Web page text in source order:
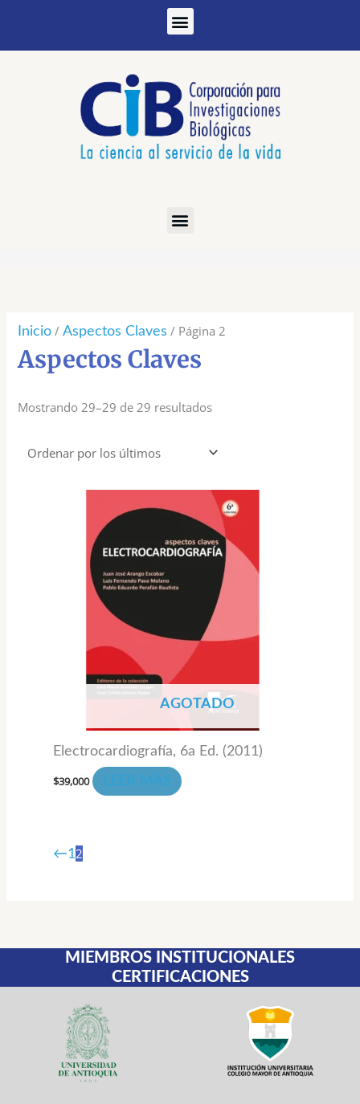
Inicio /Aspectos Claves / Página 2
Aspectos Claves
Mostrando 29–29 de 29 resultados
últimos
AGOTADO
Electrocardiografía, 6a Ed. (2011)
$39,000 LEER MÁS
←12
MIEMBROS INSTITUCIONALES
CERTIFICACIONES